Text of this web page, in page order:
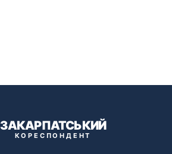
ЗАКАРПАТСЬКИЙ
КОРЕСПОНДЕНТ